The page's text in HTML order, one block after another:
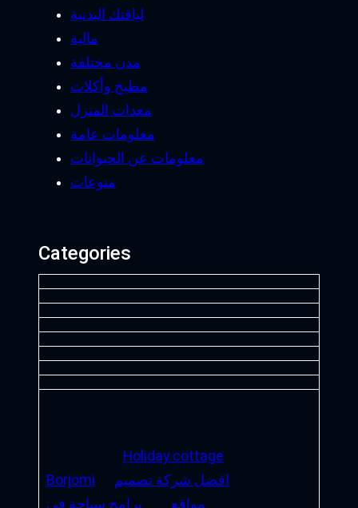
لياقتك البدنية
مالية
مدن مختلفة
مطبخ وأكلات
معدات المنزل
معلومات عامة
معلومات عن الحيوانات
منوعات
Categories
Holiday cottage
Borjomi
افضل شركة تصميم
مواقع
برامج سياحة في